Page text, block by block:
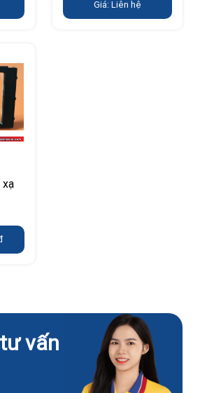
Giá: Liên hệ
xạ
vấn